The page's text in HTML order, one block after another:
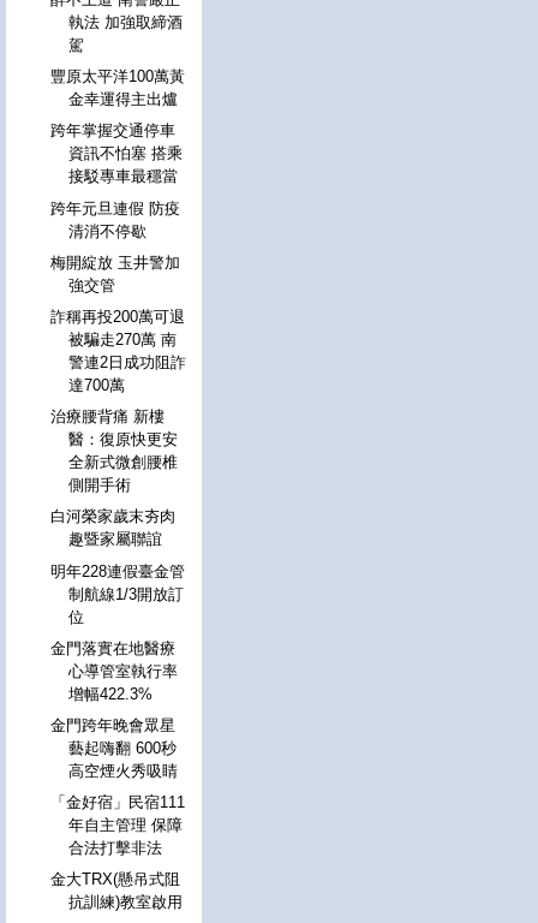
執法 加強取締酒
駕
豐原太平洋100萬黃
金幸運得主出爐
跨年掌握交通停車
資訊不怕塞 搭乘
接駁專車最穩當
跨年元旦連假 防疫
清消不停歇
梅開綻放 玉井警加
強交管
詐稱再投200萬可退
被騙走270萬 南
警連2日成功阻詐
達700萬
治療腰背痛 新樓
醫：復原快更安
全新式微創腰椎
側開手術
白河榮家歲末夯肉
趣暨家屬聯誼
明年228連假臺金管
制航線1/3開放訂
位
金門落實在地醫療
心導管室執行率
增幅422.3%
金門跨年晚會眾星
藝起嗨翻 600秒
高空煙火秀吸睛
「金好宿」民宿111
年自主管理 保障
合法打擊非法
金大TRX(懸吊式阻
抗訓練)教室啟用